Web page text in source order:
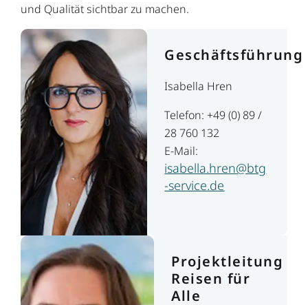
und Qualität sichtbar zu machen.
Geschäftsführung
Isabella Hren
Telefon: +49 (0) 89 /
28 760 132
E-Mail:
isabella.hren@btg
-service.de
Projektleitung
Reisen für
Alle